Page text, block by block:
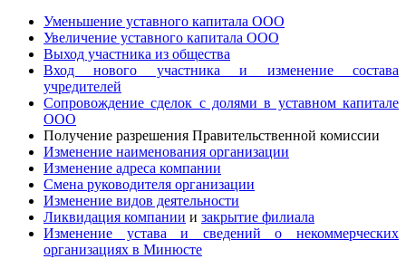
Уменьшение уставного капитала ООО
Увеличение уставного капитала ООО
Выход участника из общества
Вход нового участника и изменение состава
учредителей
Сопровождение сделок с долями в уставном капитале
ООО
Получение разрешения Правительственной комиссии
Изменение наименования организации
Изменение адреса компании
Смена руководителя организации
Изменение видов деятельности
Ликвидация компании и закрытие филиала
Изменение устава и сведений о некоммерческих
организациях в Минюсте